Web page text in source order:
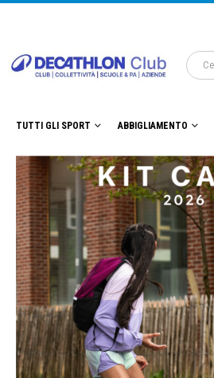
TUTTI GLI SPORT ABBIGLIAMENTO